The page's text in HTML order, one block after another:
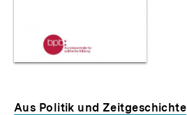
Aus Politik und Zeitgeschichte